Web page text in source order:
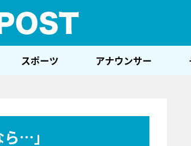
スポーツ アナウンサー
…」